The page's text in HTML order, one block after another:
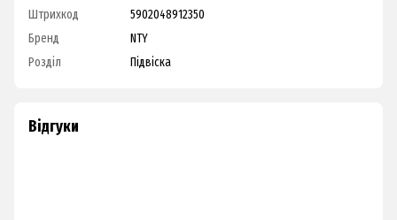
Штрихкод
5902048912350
Бренд
NTY
Розділ
Підвіска
Відгуки